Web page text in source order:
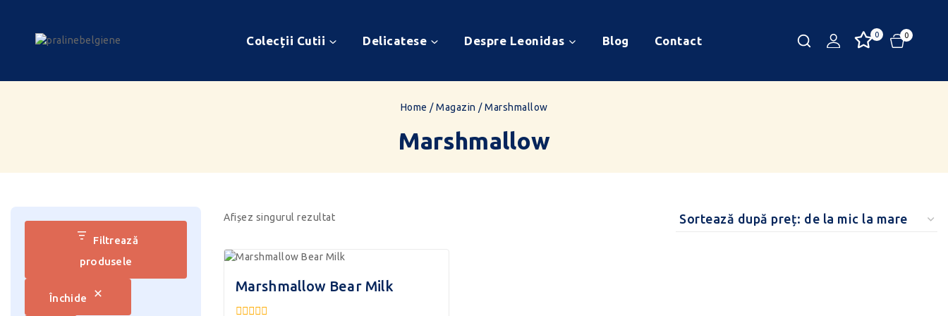
Colecții Cutii Delicatese Despre Leonidas Blog Contact 0 0
Home / Magazin / Marshmallow
Marshmallow
Afișez singurul rezultat
Marshmallow Bear Milk
Filtrează
produsele
Închide